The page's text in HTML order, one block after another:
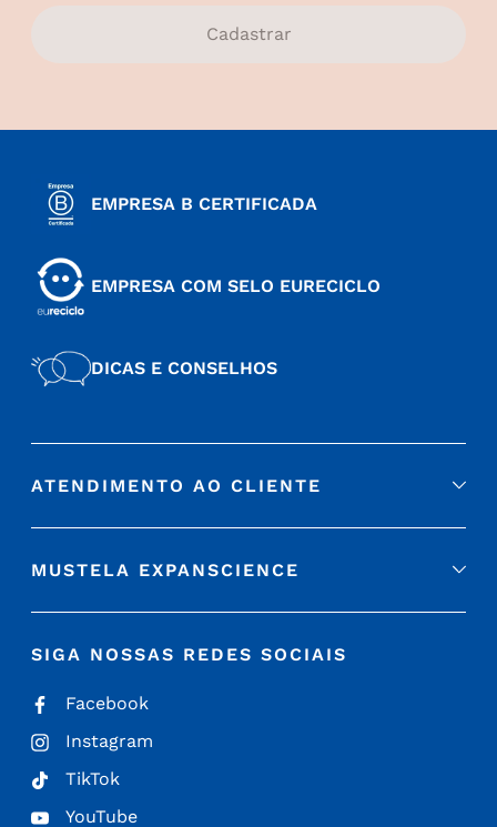
Cadastrar
EMPRESA B CERTIFICADA
EMPRESA COM SELO EURECICLO
DICAS E CONSELHOS
ATENDIMENTO AO CLIENTE
MUSTELA EXPANSCIENCE
SIGA NOSSAS REDES SOCIAIS
Facebook
Instagram
TikTok
YouTube